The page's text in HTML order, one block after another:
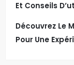
Et Conseils
Découvrez Le
Pour Une